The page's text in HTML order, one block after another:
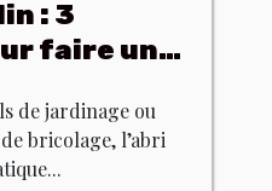
: 3
faire un
de jardinage ou
bricolage, l’abri